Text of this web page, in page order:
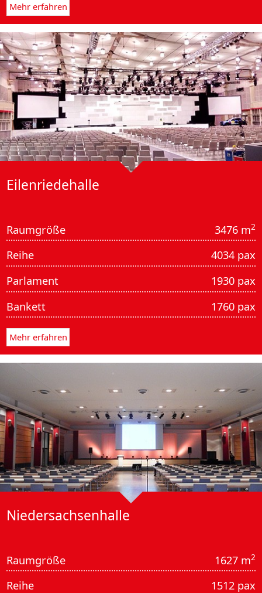
Mehr erfahren
Eilen­riede­halle
Raumgröße 3476 m2
Reihe
4034 pax
Parlament
1930 pax
Bankett
1760 pax
Mehr erfahren
Nieder­sachsen­halle
Raumgröße 1627 m2
Reihe
1512 pax